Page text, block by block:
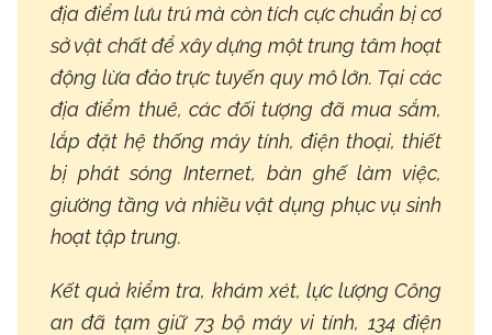
địa điểm lưu trú mà còn tích cực chuẩn bị cơ
sở vật chất để xây dựng một trung tâm hoạt
động lừa đảo trực tuyến quy mô lớn. Tại các
địa điểm thuê, các đối tượng đã mua sắm,
lắp đặt hệ thống máy tính, điện thoại, thiết
bị phát sóng Internet, bàn ghế làm việc,
giường tầng và nhiều vật dụng phục vụ sinh
hoạt tập trung.
Kết quả kiểm tra, khám xét, lực lượng Công
an đã tạm giữ 73 bộ máy vi tính, 134 điện